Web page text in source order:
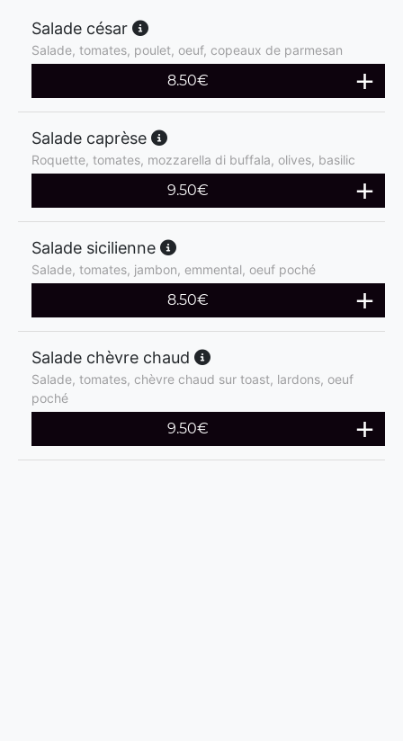
Salade césar
Salade, tomates, poulet, oeuf, copeaux de parmesan
8.50€
Salade caprèse
Roquette, tomates, mozzarella di buffala, olives, basilic
9.50€
Salade sicilienne
Salade, tomates, jambon, emmental, oeuf poché
8.50€
Salade chèvre chaud
Salade, tomates, chèvre chaud sur toast, lardons, oeuf
poché
9.50€